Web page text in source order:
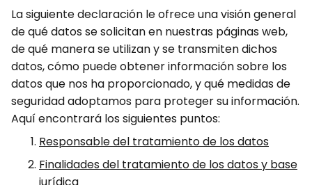
La siguiente declaración le ofrece una visión general
de qué datos se solicitan en nuestras páginas web,
de qué manera se utilizan y se transmiten dichos
datos, cómo puede obtener información sobre los
datos que nos ha proporcionado, y qué medidas de
seguridad adoptamos para proteger su información.
Aquí encontrará los siguientes puntos:
Responsable del tratamiento de los datos
Finalidades del tratamiento de los datos y base
jurídica